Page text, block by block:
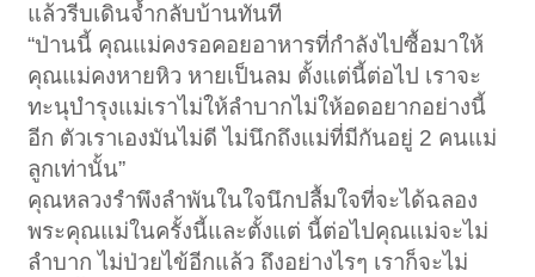
แล้วรีบเดินจ้ำกลับบ้านทันที
“ป่านนี้ คุณแม่คงรอคอยอาหารที่กำลังไปซื้อมาให้
คุณแม่คงหายหิว หายเป็นลม ตั้งแต่นี้ต่อไป เราจะ
ทะนุบำรุงแม่เราไม่ให้ลำบากไม่ให้อดอยากอย่างนี้
อีก ตัวเราเองมันไม่ดี ไม่นึกถึงแม่ที่มีกันอยู่ 2 คนแม่
ลูกเท่านั้น”
คุณหลวงรำพึงลำพันในใจนึกปลื้มใจที่จะได้ฉลอง
พระคุณแม่ในครั้งนี้และตั้งแต่ นี้ต่อไปคุณแม่จะไม่
ลำบาก ไม่ป่วยไข้อีกแล้ว ถึงอย่างไรๆ เราก็จะไม่